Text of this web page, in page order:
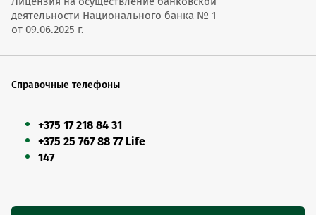
деятельности Национального банка № 1
от 09.06.2025 г.
Справочные телефоны
+375 17 218 84 31
+375 25 767 88 77 Life
147